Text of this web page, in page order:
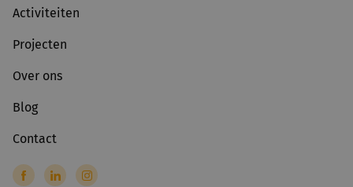
Activiteiten
Projecten
Over ons
Blog
Contact